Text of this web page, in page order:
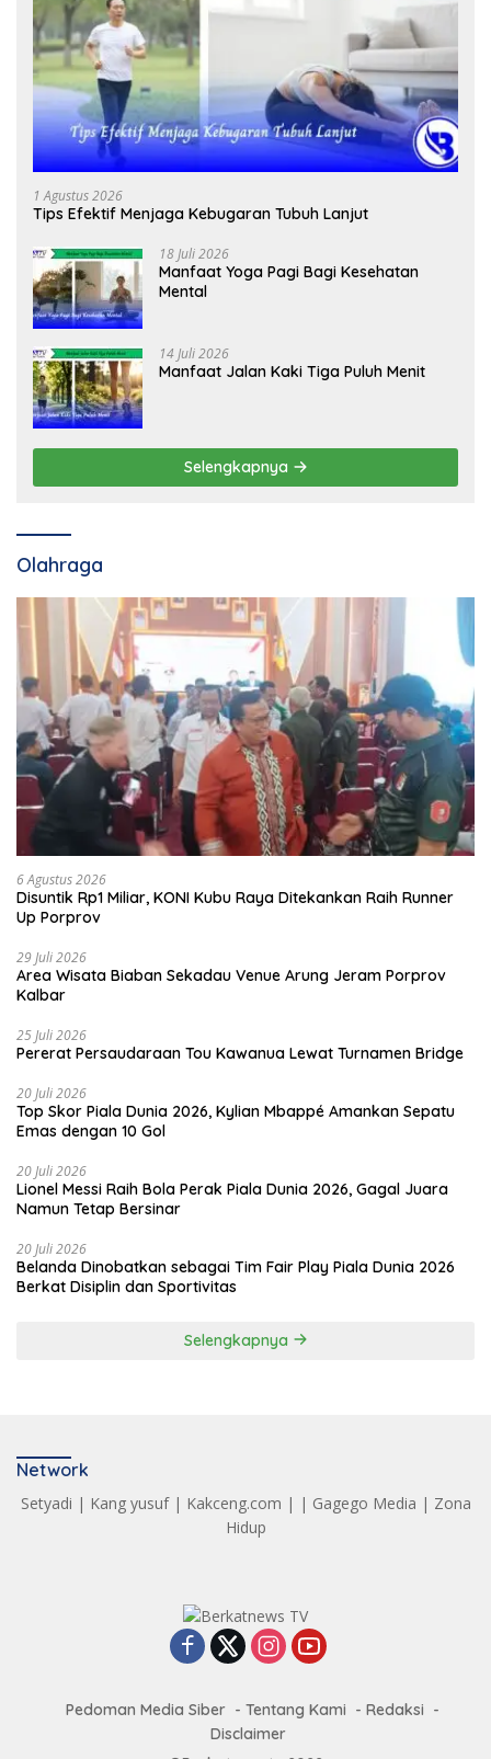
1 Agustus 2026
Tips Efektif Menjaga Kebugaran Tubuh Lanjut
18 Juli 2026
Manfaat Yoga Pagi Bagi Kesehatan
Mental
14 Juli 2026
Manfaat Jalan Kaki Tiga Puluh Menit
Selengkapnya
Olahraga
6 Agustus 2026
Disuntik Rp1 Miliar, KONI Kubu Raya Ditekankan Raih Runner
Up Porprov
29 Juli 2026
Area Wisata Biaban Sekadau Venue Arung Jeram Porprov
Kalbar
25 Juli 2026
Pererat Persaudaraan Tou Kawanua Lewat Turnamen Bridge
20 Juli 2026
Top Skor Piala Dunia 2026, Kylian Mbappé Amankan Sepatu
Emas dengan 10 Gol
20 Juli 2026
Lionel Messi Raih Bola Perak Piala Dunia 2026, Gagal Juara
Namun Tetap Bersinar
20 Juli 2026
Belanda Dinobatkan sebagai Tim Fair Play Piala Dunia 2026
Berkat Disiplin dan Sportivitas
Selengkapnya
Network
Setyadi | Kang yusuf| Kakceng.com | | Gagego Media | Zona
Hidup
Pedoman Media Siber Tentang Kami
Redaksi
Disclaimer